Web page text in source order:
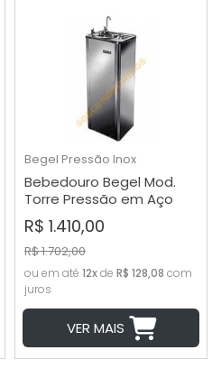
Begel Pressão Inox
Bebedouro Begel Mod.
Torre Pressão em Aço
Inox - cód. BRX40
R$ 1.410,00
R$ 1.702,00
ou em até 12xde R$ 128,08 com
juros
VER MAIS